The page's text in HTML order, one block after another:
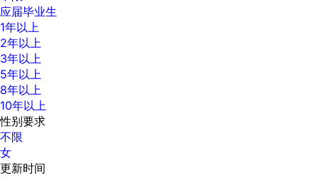
应届毕业生
1年以上
2年以上
3年以上
5年以上
8年以上
10年以上
性别要求
不限
女
更新时间